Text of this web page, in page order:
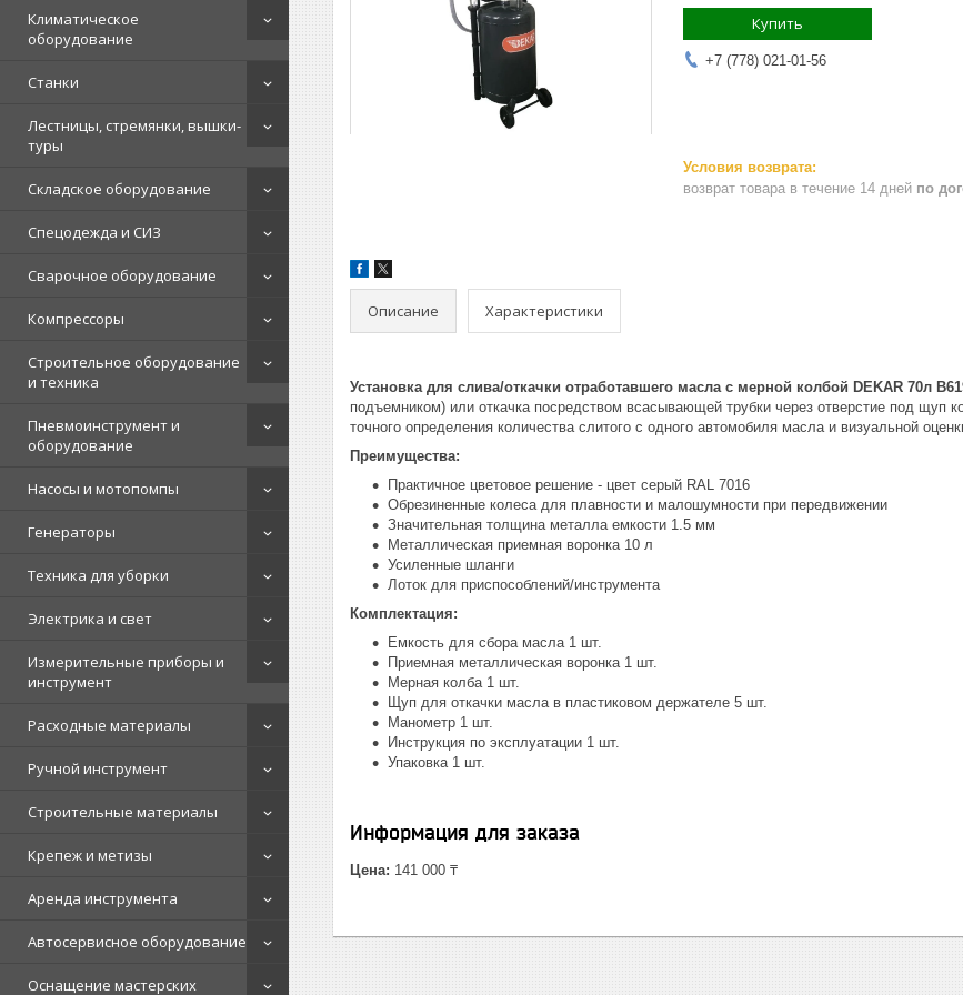
Климатическое
оборудование
Станки
Лестницы, стремянки, вышки-
туры
Складское оборудование
Спецодежда и СИЗ
Сварочное оборудование
Компрессоры
Строительное оборудование
и техника
Пневмоинструмент и
оборудование
Насосы и мотопомпы
Генераторы
Техника для уборки
Электрика и свет
Измерительные приборы и
инструмент
Расходные материалы
Ручной инструмент
Строительные материалы
Крепеж и метизы
Аренда инструмента
Автосервисное оборудование
Оснащение мастерских
Купить
+7 (778) 021-01-56
возврат товара в течение 14 дней по
Описание Характеристики
Установка для слива/откачки отработавшего масла с мерной колбой DEKAR 70л
подъемником) или откачка посредством всасывающей трубки через отверстие под щуп
точного определения количества слитого с одного автомобиля масла и визуальной
Преимущества:
Практичное цветовое решение - цвет серый RAL 7016
Обрезиненные колеса для плавности и малошумности при передвижении
Значительная толщина металла емкости 1.5 мм
Металлическая приемная воронка 10 л
Усиленные шланги
Лоток для приспособлений/инструмента
Комплектация:
Емкость для сбора масла 1 шт.
Приемная металлическая воронка 1 шт.
Мерная колба 1 шт.
Щуп для откачки масла в пластиковом держателе 5 шт.
Манометр 1 шт.
Инструкция по эксплуатации 1 шт.
Упаковка 1 шт.
Информация для заказа
Цена: 141 000 ₸